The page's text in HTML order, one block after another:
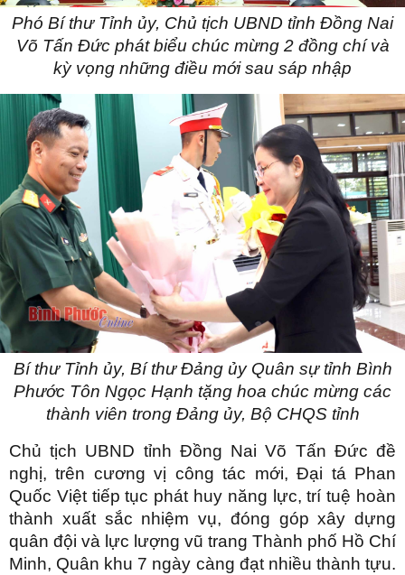
Phó Bí thư Tỉnh ủy, Chủ tịch UBND tỉnh Đồng Nai
Võ Tấn Đức phát biểu chúc mừng 2 đồng chí và
kỳ vọng những điều mới sau sáp nhập
Bí thư Tỉnh ủy, Bí thư Đảng ủy Quân sự tỉnh Bình
Phước Tôn Ngọc Hạnh tặng hoa chúc mừng các
thành viên trong Đảng ủy, Bộ CHQS tỉnh
Chủ tịch UBND tỉnh Đồng Nai Võ Tấn Đức đề
nghị, trên cương vị công tác mới, Đại tá Phan
Quốc Việt tiếp tục phát huy năng lực, trí tuệ hoàn
thành xuất sắc nhiệm vụ, đóng góp xây dựng
quân đội và lực lượng vũ trang Thành phố Hồ Chí
Minh, Quân khu 7 ngày càng đạt nhiều thành tựu.